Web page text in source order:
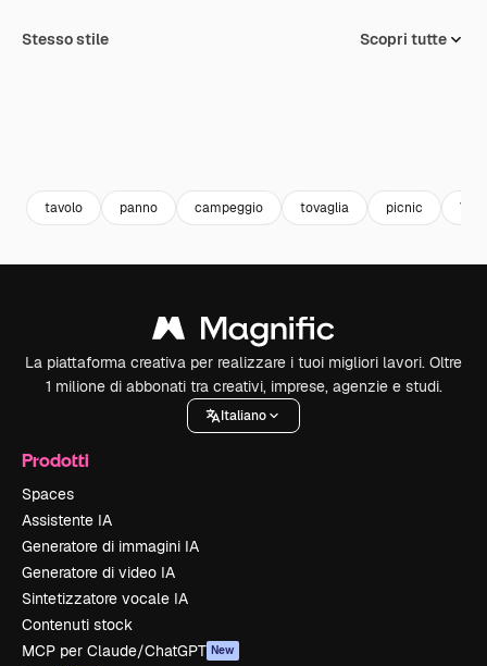
Stesso stile Scopri tutte
tavolo panno campeggio tovaglia picnic
La piattaforma creativa per realizzare i tuoi migliori lavori. Oltre
1 milione di abbonati tra creativi, imprese, agenzie e studi.
Italiano
Prodotti
Spaces
Assistente IA
Generatore di immagini IA
Generatore di video IA
Sintetizzatore vocale IA
Contenuti stock
MCP per Claude/ChatGPT New